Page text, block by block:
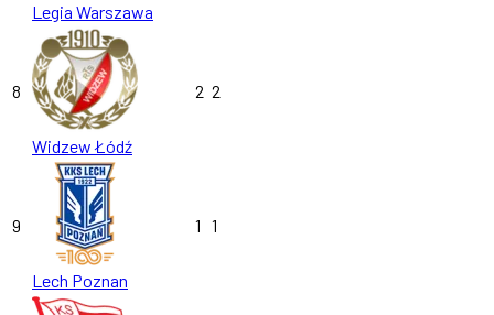
Legia Warszawa
8
Widzew Łódź
2 2
9
Lech Poznan
1 1